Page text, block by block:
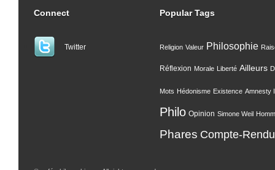
Connect
Twitter
Popular Tags
Religion Valeur Philosophie
Réflexion Morale Liberté Ailleurs
Mots Hédonisme Existence Amnesty
Philo Opinion Simone Weil
Phares Compte-Rendu